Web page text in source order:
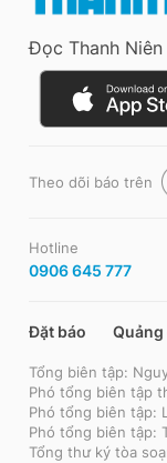
Đọc Thanh
Theo dõi báo trên
Hotline
0906 645 777
Đặt báo Quảng
Tổng biên tập:
Phó tổng biên tập
Phó tổng biên tập:
Phó tổng biên tập:
Tổng thư ký tòa